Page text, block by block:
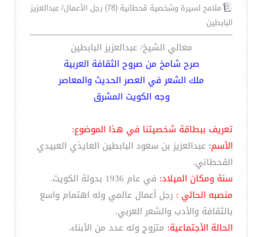
ملامح لسيرة وشخصية قحطانية (78) رجل الأعمال/ عبدالعزيز
البابطين
معالي الشيخ/ عبدالعزيز البابطين
صرح شامخ من صروح الثقافة العربية
ملك الشعر في العصر الحديث والمعاصر
وجه الكويت المشرق
تعريف ببطاقة شخصيتنا في هذا الموضوع:
الأسم: عبدالعزيز بن سعود البابطين العايذي العبيدي
القحطاني.
سنة ومكان الميلاد: في عام 1936 بدولة الكويت.
منصبه الحالي : رجل أعمال عالمي وله اهتمام واسع
بالثقافة والأدب والشعر العربي.
الحالة الأجتماعية: متزوج وله عدد من الأبناء.